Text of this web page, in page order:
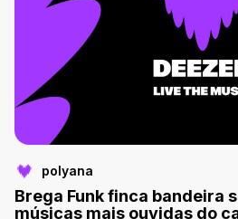
polyana
Brega Funk finca bandeira
músicas mais ouvidas do